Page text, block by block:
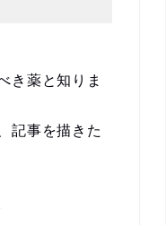
き薬と知りま
記事を描きた